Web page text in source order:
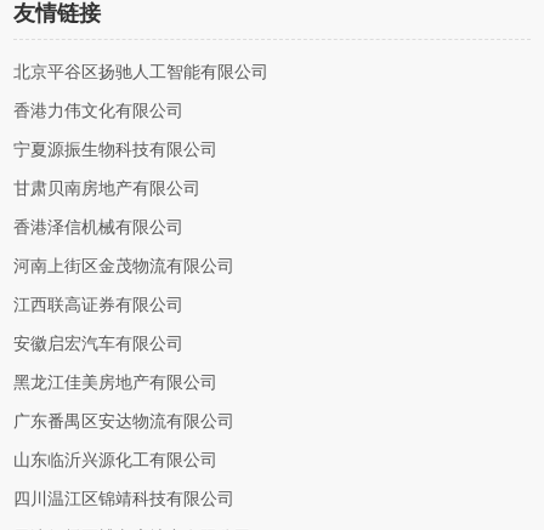
友情链接
北京平谷区扬驰人工智能有限公司
香港力伟文化有限公司
宁夏源振生物科技有限公司
甘肃贝南房地产有限公司
香港泽信机械有限公司
河南上街区金茂物流有限公司
江西联高证券有限公司
安徽启宏汽车有限公司
黑龙江佳美房地产有限公司
广东番禺区安达物流有限公司
山东临沂兴源化工有限公司
四川温江区锦靖科技有限公司